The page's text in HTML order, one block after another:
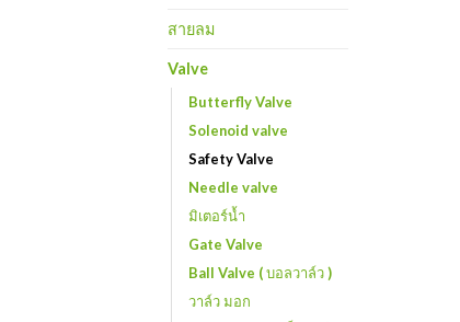
สายลม
Valve
Butterfly Valve
Solenoid valve
Safety Valve
Needle valve
มิเตอร์น้ำ
Gate Valve
Ball Valve ( บอลวาล์ว )
วาล์ว มอก